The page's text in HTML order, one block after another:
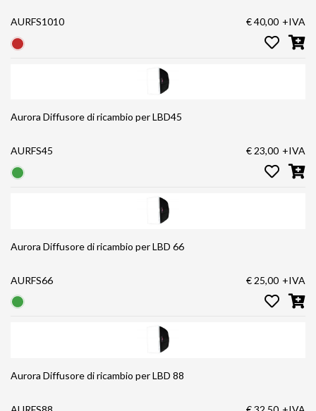
AURFS1010 € 40,00 +IVA
Aurora Diffusore di ricambio per LBD45
AURFS45 € 23,00 +IVA
Aurora Diffusore di ricambio per LBD 66
AURFS66 € 25,00 +IVA
Aurora Diffusore di ricambio per LBD 88